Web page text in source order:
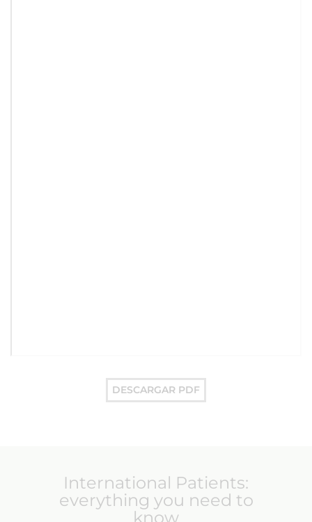
DESCARGAR PDF
International Patients:
everything you need to
know